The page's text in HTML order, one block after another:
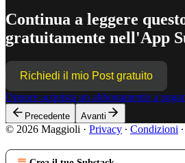
Continua a leggere
gratuitamente nell'App
Richiedi il mio Post gratuito
Oppure acquista un abbonamento a
Precedente Avanti
© 2026 Maggioli · Privacy ∙ Condizioni ∙